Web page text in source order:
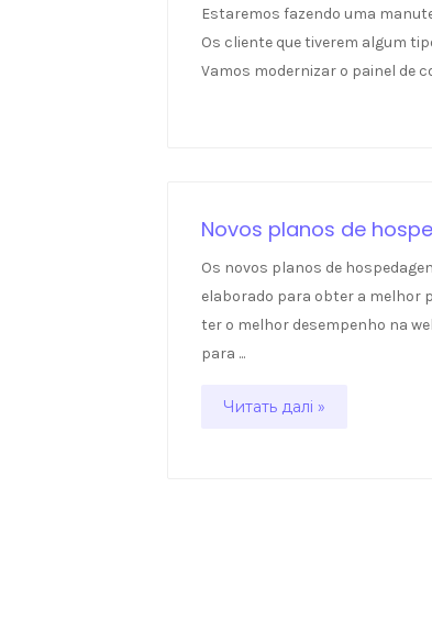
Estaremos fazendo uma
Os cliente que tiverem algum
Vamos modernizar o painel de
Novos planos de
Os novos planos de
elaborado para obter a melhor
ter o melhor desempenho na
para ...
Читать далі »